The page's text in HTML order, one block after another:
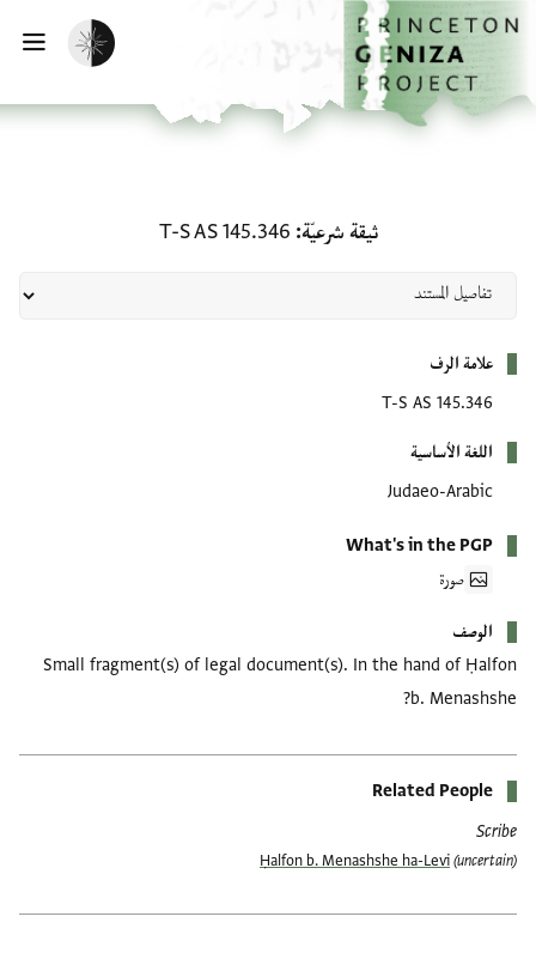
إلى المحتوى الرئيسي
الرئيسية
تفعيل الوضع المظلم
ثيقة شرعيّة T-S AS 145.346
علامة الرف
T-S AS 145.346
اللغة الأساسية
Judaeo-Arabic
What's in the PGP
صورة
الوصف
Small fragment(s) of legal document(s). In the hand of Ḥalfon
b. Menashshe?
Related People
Scribe
Ḥalfon b. Menashshe ha-Levi (uncertain)